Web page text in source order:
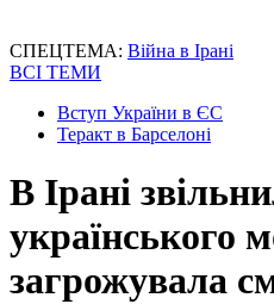
СПЕЦТЕМА: Війна в Ірані
ВСІ ТЕМИ
Вступ України в ЄС
Теракт в Барселоні
В Ірані
українського
загрожувала